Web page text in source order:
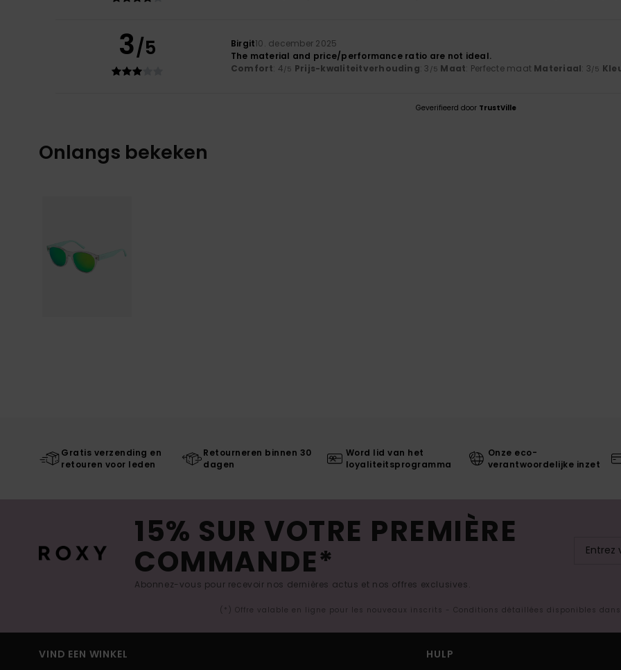
3/5 Birgit10. december 2025
The material and price/performance ratio are not ideal.
Comfort: 4/5 Prijs-kwaliteitverhouding: 3 /5 Maat: Perfecte maat Materiaal: 3/5
Geverifieerd door TrustVille
Onlangs bekeken
Gratis verzending en
retouren voor leden
Retourneren binnen 30
dagen
Word lid van het
loyaliteitsprogramma
Onze eco-
verantwoordelijke inzet
15% SUR VOTRE PREMIÈRE
COMMANDE*
Abonnez-vous pour recevoir nos dernières actus et nos offres exclusives.
(*) Offre valable en ligne pour les nouveaux inscrits - Conditions détaillées disponibles
VIND EEN WINKEL HULP